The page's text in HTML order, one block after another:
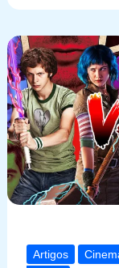
Artigos